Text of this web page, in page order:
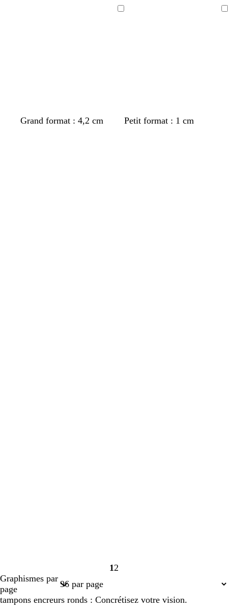
Grand format : 4,2 cm
Petit format : 1 cm
Page
1 Page
2
Graphismes par
page
tampons encreurs ronds : Concrétisez votre vision.